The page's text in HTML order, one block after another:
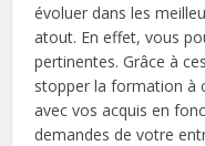
évoluer dans les
atout. En effet, vous
pertinentes. Grâce à
stopper la formation à
avec vos acquis en
demandes de votre